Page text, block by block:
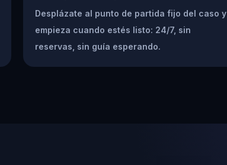
Desplázate al punto de partida fijo del caso y
empieza cuando estés listo: 24/7, sin
reservas, sin guía esperando.